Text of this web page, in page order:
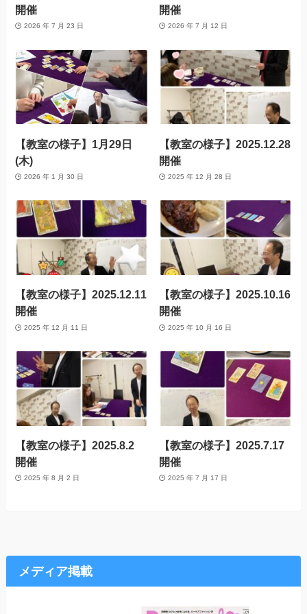
開催
2026 年 7 月 23 日
開催
2026 年 7 月 12 日
【教室の様子】1月29日
(木)
2026 年 1 月 30 日
【教室の様子】2025.12.28
開催
2025 年 12 月 28 日
【教室の様子】2025.12.11
開催
2025 年 12 月 11 日
【教室の様子】2025.10.16
開催
2025 年 10 月 16 日
【教室の様子】2025.8.2
開催
2025 年 8 月 2 日
【教室の様子】2025.7.17
開催
2025 年 7 月 17 日
メディア掲載